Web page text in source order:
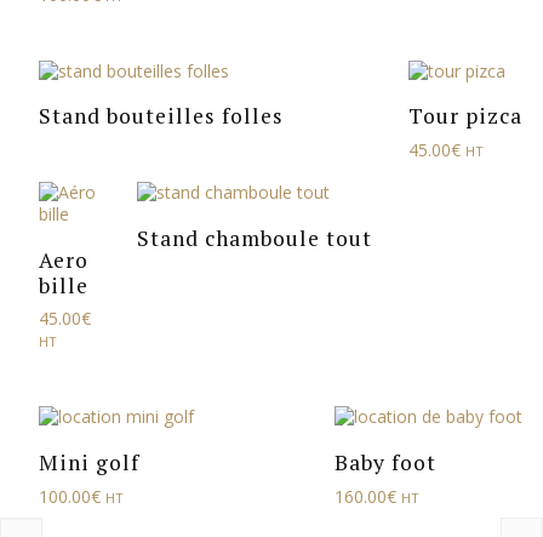
Tour pizca
45.00€ HT
Stand bouteilles folles
Stand chamboule tout
Aero
bille
45.00€
HT
Baby foot
160.00€ HT
Mini golf
100.00€ HT